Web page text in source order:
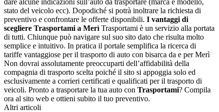
stato del veicolo ecc). Dopodiché si potrà inoltrare la richiesta di
preventivo e confrontare le offerte disponibili. I vantaggi di
scegliere Trasportami a Merì Trasportami è un servizio alla portata
di tutti. Chiunque può navigare sul suo sito dato che risulta molto
semplice e intuitivo. In pratica il portale semplifica la ricerca di
tariffe vantaggiose per il trasporto di auto con bisarca da e per Merì
Non dovrai assolutamente preoccuparti dell’affidabilità della
compagnia di trasporto scelta poiché il sito si appoggia solo ed
esclusivamente a corrieri certificati e qualificati per il trasporto di
veicoli. Pronto a trasportare la tua auto con Trasportami? Compila
ora al sito web e ottieni subito il tuo preventivo.
Altri articoli